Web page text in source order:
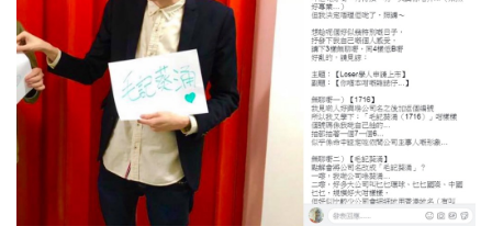
生成式AI與雲端應用
Enterprise Digital Transformation
特集